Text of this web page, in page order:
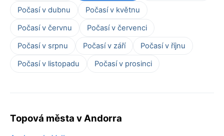
Počasí v dubnu
Počasí v květnu
Počasí v červnu
Počasí v červenci
Počasí v srpnu
Počasí v září
Počasí v říjnu
Počasí v listopadu
Počasí v prosinci
Topová města v Andorra